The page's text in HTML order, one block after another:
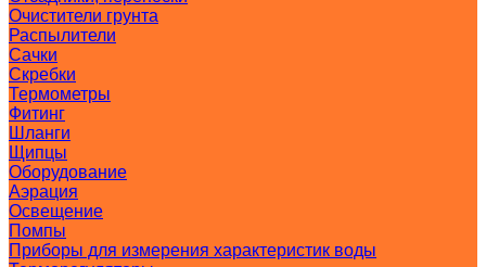
Очистители грунта
Распылители
Сачки
Скребки
Термометры
Фитинг
Шланги
Щипцы
Оборудование
Аэрация
Освещение
Помпы
Приборы для измерения характеристик воды